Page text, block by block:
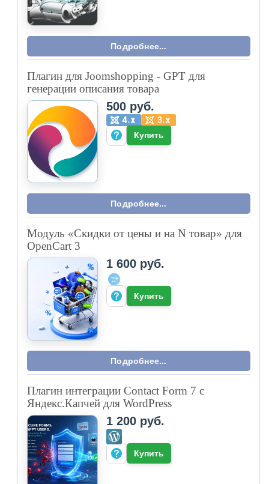
Подробнее...
Плагин для Joomshopping - GPT для
генерации описания товара
500 руб.
Купить
Подробнее...
Модуль «Скидки от цены и на N товар» для
OpenCart 3
1 600 руб.
Купить
Подробнее...
Плагин интеграции Contact Form 7 с
Яндекс.Капчей для WordPress
1 200 руб.
Купить